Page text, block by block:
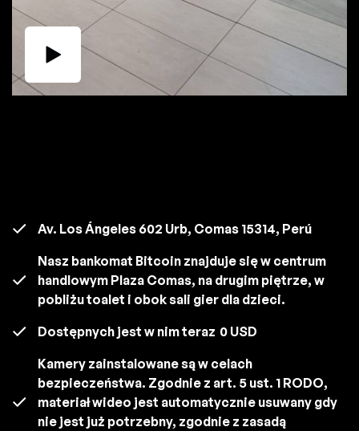
Av. Los Ángeles 602 Urb, Comas 15314, Perú
Nasz bankomat Bitcoin znajduje się w centrum
handlowym Plaza Comas, na drugim piętrze, w
pobliżu toalet i obok sali gier dla dzieci.
Dostępnych jest w nim teraz 0 USD
Kamery zainstalowane są w celach
bezpieczeństwa. Zgodnie z art. 5 ust. 1 RODO,
materiał wideo jest automatycznie usuwany gdy
nie jest już potrzebny, zgodnie z zasadą